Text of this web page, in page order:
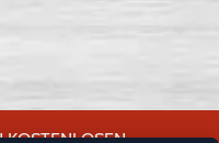
KOSTENLOSEN